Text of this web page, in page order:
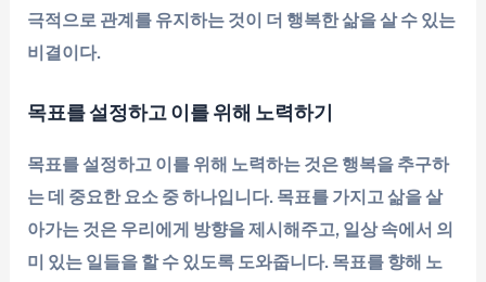
극적으로 관계를 유지하는 것이 더 행복한 삶을 살 수 있는
비결이다.
목표를 설정하고 이를 위해 노력하기
목표를 설정하고 이를 위해 노력하는 것은 행복을 추구하
는 데 중요한 요소 중 하나입니다. 목표를 가지고 삶을 살
아가는 것은 우리에게 방향을 제시해주고, 일상 속에서 의
미 있는 일들을 할 수 있도록 도와줍니다. 목표를 향해 노